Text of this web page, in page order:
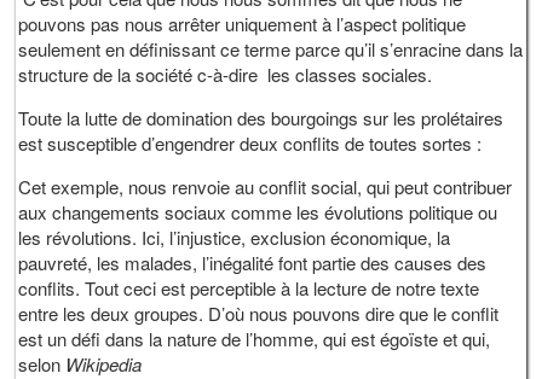
pouvons pas nous arrêter uniquement à l’aspect politique
seulement en définissant ce terme parce qu’il s’enracine dans la
structure de la société c-à-dire les classes sociales.
Toute la lutte de domination des bourgoings sur les prolétaires
est susceptible d’engendrer deux conflits de toutes sortes :
Cet exemple, nous renvoie au conflit social, qui peut contribuer
aux changements sociaux comme les évolutions politique ou
les révolutions. Ici, l’injustice, exclusion économique, la
pauvreté, les malades, l’inégalité font partie des causes des
conflits. Tout ceci est perceptible à la lecture de notre texte
entre les deux groupes. D’où nous pouvons dire que le conflit
est un défi dans la nature de l’homme, qui est égoïste et qui,
selon Wikipedia